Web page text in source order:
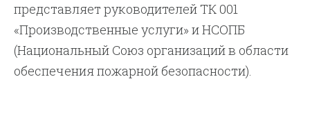
представляет руководителей ТК 001
«Производственные услуги» и НСОПБ
(Национальный Союз организаций в области
обеспечения пожарной безопасности).